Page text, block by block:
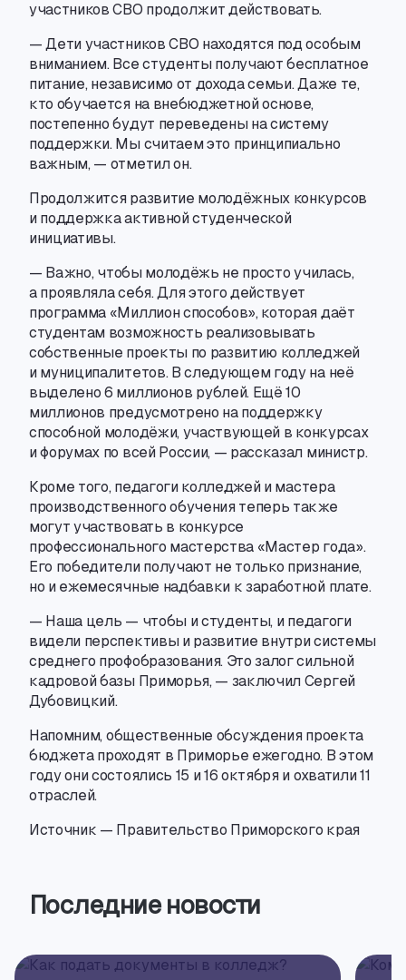
участников СВО продолжит действовать.
— Дети участников СВО находятся под особым
вниманием. Все студенты получают бесплатное
питание, независимо от дохода семьи. Даже те,
кто обучается на внебюджетной основе,
постепенно будут переведены на систему
поддержки. Мы считаем это принципиально
важным, — отметил он.
Продолжится развитие молодёжных конкурсов
и поддержка активной студенческой
инициативы.
— Важно, чтобы молодёжь не просто училась,
а проявляла себя. Для этого действует
программа «Миллион способов», которая даёт
студентам возможность реализовывать
собственные проекты по развитию колледжей
и муниципалитетов. В следующем году на неё
выделено 6 миллионов рублей. Ещё 10
миллионов предусмотрено на поддержку
способной молодёжи, участвующей в конкурсах
и форумах по всей России, — рассказал министр.
Кроме того, педагоги колледжей и мастера
производственного обучения теперь также
могут участвовать в конкурсе
профессионального мастерства «Мастер года».
Его победители получают не только признание,
но и ежемесячные надбавки к заработной плате.
— Наша цель — чтобы и студенты, и педагоги
видели перспективы и развитие внутри системы
среднего профобразования. Это залог сильной
кадровой базы Приморья, — заключил Сергей
Дубовицкий.
Напомним, общественные обсуждения проекта
бюджета проходят в Приморье ежегодно. В этом
году они состоялись 15 и 16 октября и охватили 11
отраслей.
Источник — Правительство Приморского края
Последние новости